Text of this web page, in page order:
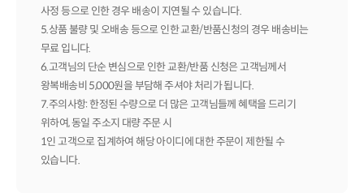
사정 등으로 인한 경우 배송이 지연될 수 있습니다.
5.상품 불량 및 오배송 등으로 인한 교환/반품신청의 경우 배송비는
무료 입니다.
6.고객님의 단순 변심으로 인한 교환/반품 신청은 고객님께서
왕복배송비 5,000원을 부담해 주셔야 처리가 됩니다.
7.주의사항: 한정된 수량으로 더 많은 고객님들께 혜택을 드리기
위하여, 동일 주소지 대량 주문 시
1인 고객으로 집계하여 해당 아이디에 대한 주문이 제한될 수
있습니다.